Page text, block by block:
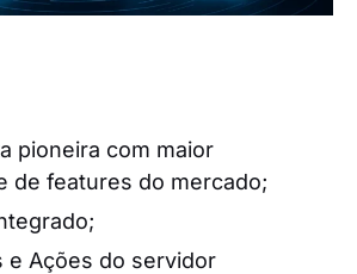
pioneira com maior
de features do mercado;
e Ações do servidor